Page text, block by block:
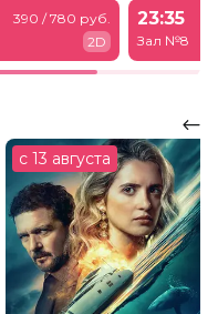
390 / 780 руб.
2D
23:35
Зал №8
с 13 августа